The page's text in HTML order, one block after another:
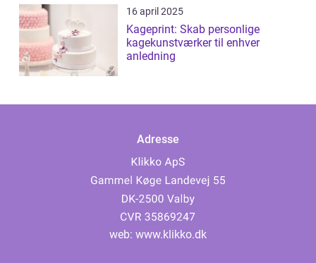
16 april 2025
Kageprint: Skab personlige
kagekunstværker til enhver
anledning
Adresse
web: www.klikko.dk